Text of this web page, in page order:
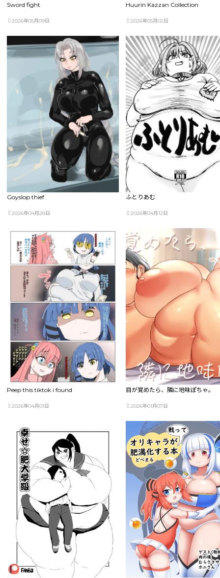
Sword fight
2026年05月09日
Huurin Kazzan Collection
2026年05月02日
Goyslop thief
2026年04月28日
ふとりあむ
2026年04月12日
Peep this tiktok i found
2026年04月01日
目が覚めたら、隣に地味ぽちゃ。
2026年01月07日